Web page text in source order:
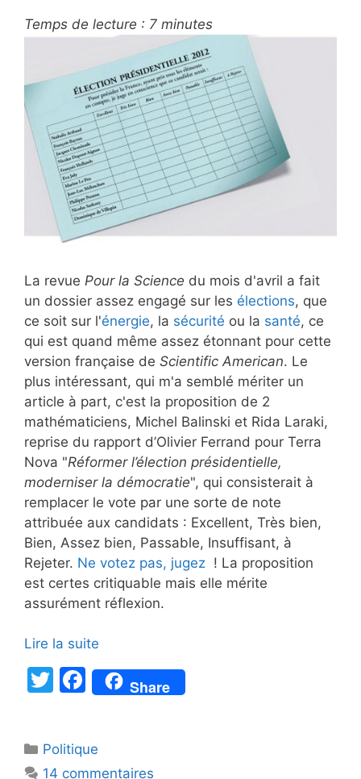
Temps de lecture : 7 minutes
La revue Pour la Science du mois d'avril a fait
un dossier assez engagé sur les élections, que
ce soit sur l'énergie, la sécurité ou la santé, ce
qui est quand même assez étonnant pour cette
version française de Scientific American. Le
plus intéressant, qui m'a semblé mériter un
article à part, c'est la proposition de 2
mathématiciens, Michel Balinski et Rida Laraki,
reprise du rapport d’Olivier Ferrand pour Terra
Nova "Réformer l’élection présidentielle,
moderniser la démocratie", qui consisterait à
remplacer le vote par une sorte de note
attribuée aux candidats : Excellent, Très bien,
Bien, Assez bien, Passable, Insuffisant, à
Rejeter. Ne votez pas, jugez ! La proposition
est certes critiquable mais elle mérite
assurément réflexion.
Lire la suite
T
er
F
a
e
Share
Catégories
Politique
14 commentaires